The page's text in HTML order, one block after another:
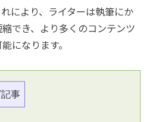
により、ライターは執筆にか
でき、より多くのコンテンツ
になります。
事